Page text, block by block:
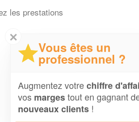
les prestations
Vous êtes un
professionnel ?
votrechiffre d'affaireset
margestout en gagnant de
clients!